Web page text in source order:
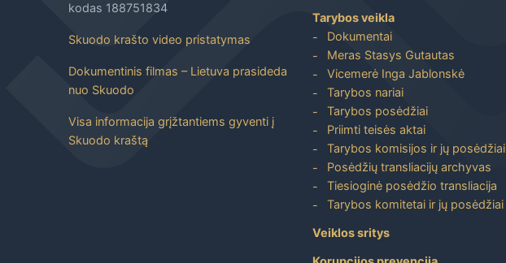
kodas 188751834
Skuodo krašto video pristatymas
Dokumentinis filmas – Lietuva prasideda
nuo Skuodo
Visa informacija grįžtantiems gyventi į
Skuodo kraštą
Tarybos veikla
Dokumentai
Meras Stasys Gutautas
Vicemerė Inga Jablonskė
Tarybos nariai
Tarybos posėdžiai
Priimti teisės aktai
Tarybos komisijos ir jų posėdžiai
Posėdžių transliacijų archyvas
Tiesioginė posėdžio transliacija
Tarybos komitetai ir jų posėdžiai
Veiklos sritys